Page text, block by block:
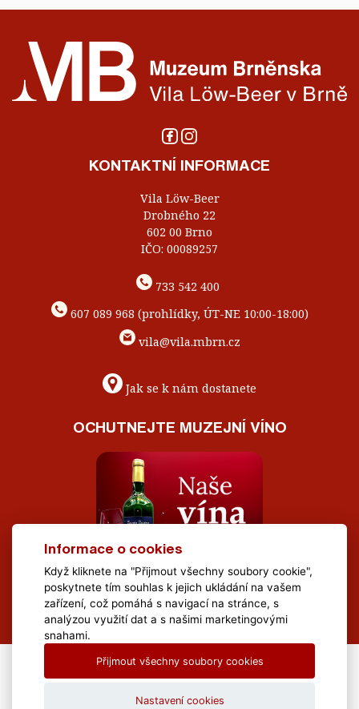
KONTAKTNÍ INFORMACE
Vila Löw-Beer
Drobného 22
602 00 Brno
IČO: 00089257
733 542 400
607 089 968 (prohlídky, ÚT-NE 10:00-18:00)
vila@vila.mbrn.cz
Jak se k nám dostanete
OCHUTNEJTE MUZEJNÍ VÍNO
All Rights Reserved Muzeum Brněnska © 2020, Webdesign by
Informace o cookies
Když kliknete na "Přijmout všechny soubory cookie",
poskytnete tím souhlas k jejich ukládání na vašem
zařízení, což pomáhá s navigací na stránce, s
analýzou využití dat a s našimi marketingovými
snahami.
Přijmout všechny soubory cookies
Nastavení cookies